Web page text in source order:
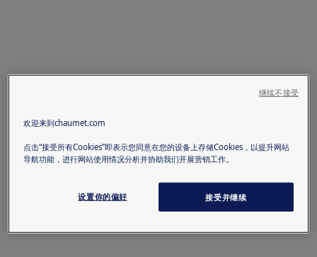
欢迎来到chaumet.com
点击“接受所有Cookies”即表示您同意在您的设备上存储Cookies，以提升网站
导航功能，进行网站使用情况分析并协助我们开展营销工作。
设置你的偏好 接受并继续
继续不接受